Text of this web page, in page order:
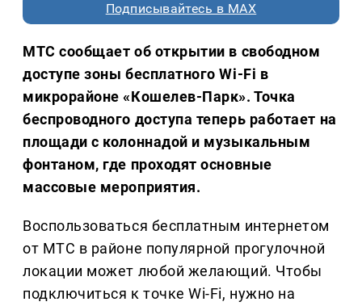
Подписывайтесь в MAX
МТС сообщает об открытии в свободном
доступе зоны бесплатного Wi-Fi в
микрорайоне «Кошелев-Парк». Точка
беспроводного доступа теперь работает на
площади с колоннадой и музыкальным
фонтаном, где проходят основные
массовые мероприятия.
Воспользоваться бесплатным интернетом
от МТС в районе популярной прогулочной
локации может любой желающий. Чтобы
подключиться к точке Wi-Fi, нужно на